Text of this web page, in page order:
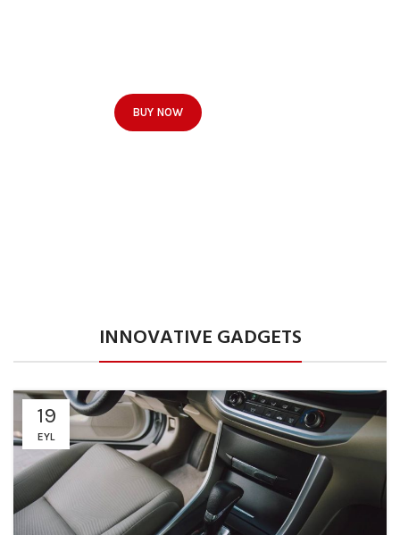
BUY NOW
INNOVATIVE GADGETS
19
EYL